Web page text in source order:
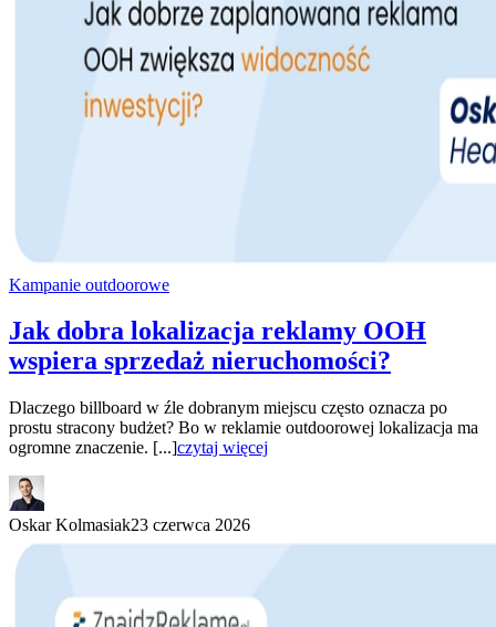
Kampanie outdoorowe
Jak dobra lokalizacja reklamy OOH
wspiera sprzedaż nieruchomości?
Dlaczego billboard w źle dobranym miejscu często oznacza po
prostu stracony budżet? Bo w reklamie outdoorowej lokalizacja ma
ogromne znaczenie. [...]czytaj więcej
Oskar Kolmasiak23 czerwca 2026